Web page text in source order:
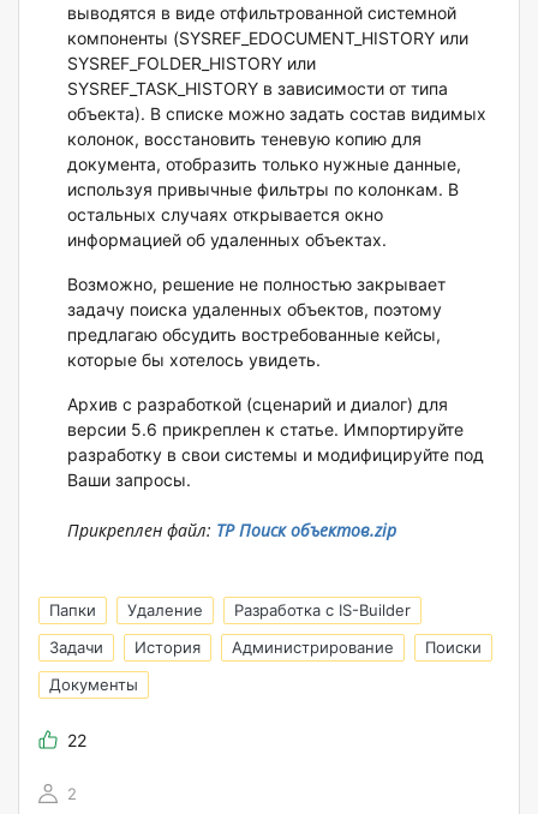
выводятся в виде отфильтрованной системной
компоненты (SYSREF_EDOCUMENT_HISTORY или
SYSREF_FOLDER_HISTORY или
SYSREF_TASK_HISTORY в зависимости от типа
объекта). В списке можно задать состав видимых
колонок, восстановить теневую копию для
документа, отобразить только нужные данные,
используя привычные фильтры по колонкам. В
остальных случаях открывается окно
информацией об удаленных объектах.
Возможно, решение не полностью закрывает
задачу поиска удаленных объектов, поэтому
предлагаю обсудить востребованные кейсы,
которые бы хотелось увидеть.
Архив с разработкой (сценарий и диалог) для
версии 5.6 прикреплен к статье. Импортируйте
разработку в свои системы и модифицируйте под
Ваши запросы.
Прикреплен файл: ТР Поиск объектов.zip
Папки Удаление
Разработка с IS-Builder
Задачи
История Администрирование
Поиски
Документы
22
2